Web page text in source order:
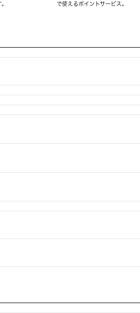
で使えるポイントサービス。